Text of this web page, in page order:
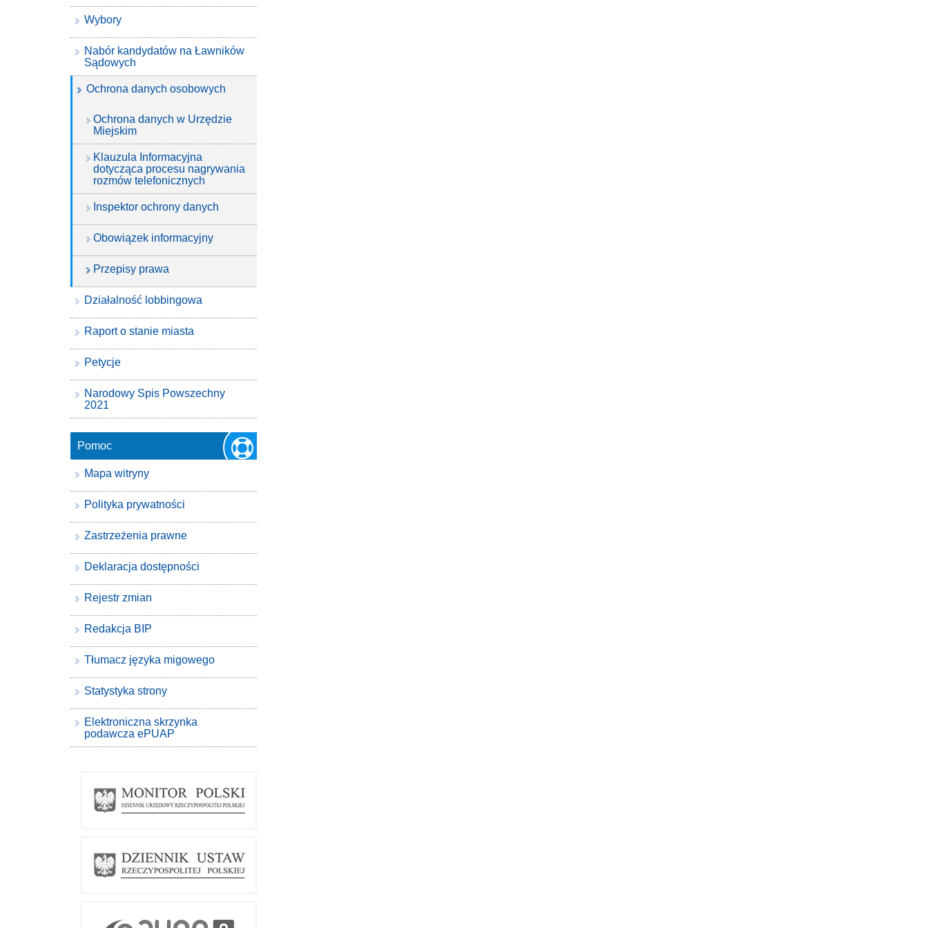
Wybory
Nabór kandydatów na Ławników
Sądowych
Ochrona danych osobowych
Ochrona danych w Urzędzie
Miejskim
Klauzula Informacyjna
dotycząca procesu nagrywania
rozmów telefonicznych
Inspektor ochrony danych
Obowiązek informacyjny
Przepisy prawa
Działalność lobbingowa
Raport o stanie miasta
Petycje
Narodowy Spis Powszechny
2021
Pomoc
Mapa witryny
Polityka prywatności
Zastrzeżenia prawne
Deklaracja dostępności
Rejestr zmian
Redakcja BIP
Tłumacz języka migowego
Statystyka strony
Elektroniczna skrzynka
podawcza ePUAP